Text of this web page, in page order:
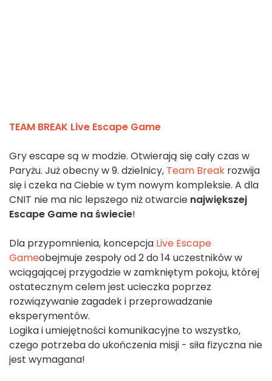
TEAM BREAK Live Escape Game
Gry escape są w modzie. Otwierają się cały czas w
Paryżu. Już obecny w 9. dzielnicy, Team Break rozwija
się i czeka na Ciebie w tym nowym kompleksie. A dla
CNIT nie ma nic lepszego niż otwarcie największej
Escape Game na świecie!
Dla przypomnienia, koncepcja Live Escape
Gameobejmuje zespoły od 2 do 14 uczestników w
wciągającej przygodzie w zamkniętym pokoju, której
ostatecznym celem jest ucieczka poprzez
rozwiązywanie zagadek i przeprowadzanie
eksperymentów.
Logika i umiejętności komunikacyjne to wszystko,
czego potrzeba do ukończenia misji - siła fizyczna nie
jest wymagana!